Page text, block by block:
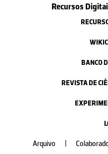
Recursos
BANCO
REVISTA DE
Arquivo